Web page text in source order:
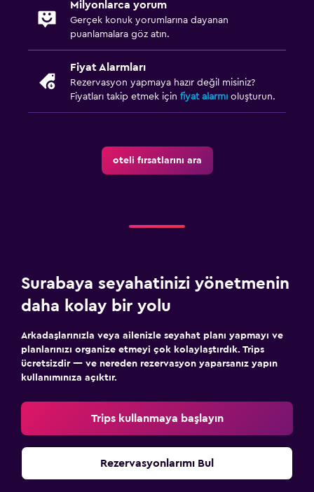
Milyonlarca yorum
Gerçek konuk yorumlarına dayanan
puanlamalara göz atın.
Fiyat Alarmları
Rezervasyon yapmaya hazır değil misiniz?
Fiyatları takip etmek için fiyat alarmı oluşturun.
oteli fırsatlarını ara
Surabaya seyahatinizi yönetmenin
daha kolay bir yolu
Arkadaşlarınızla veya ailenizle seyahat planı yapmayı ve
planlarınızı organize etmeyi çok kolaylaştırdık. Trips
ücretsizdir — ve nereden rezervasyon yaparsanız yapın
kullanımınıza açıktır.
Trips kullanmaya başlayın
Rezervasyonlarımı Bul